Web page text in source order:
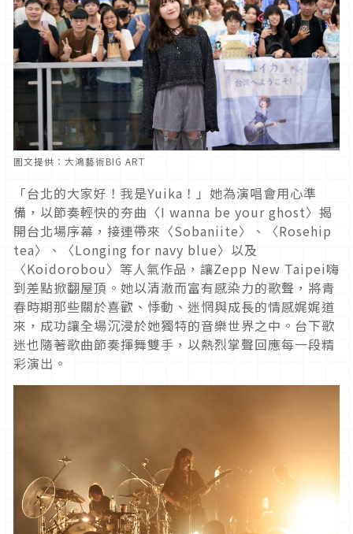
圖文提供：大鴻藝術BIG ART
「台北的大家好！我是Yuika！」她為演唱會用心準
備，以節奏輕快的夯曲〈I wanna be your ghost〉揭
開台北場序幕，接連帶來〈Sobaniite〉、〈Rosehip
tea〉、〈Longing for navy blue〉以及
〈Koidorobou〉等人氣作品，讓Zepp New Taipei嗨
到差點掀翻屋頂。她以清澈而富有感染力的歌聲，將青
春時期那些關於喜歡、悸動、迷惘與成長的情感娓娓道
來，成功讓全場沉浸於她獨特的音樂世界之中。台下歌
迷也隨著歌曲節奏揮舞雙手，以熱烈掌聲回應每一段精
彩演出。